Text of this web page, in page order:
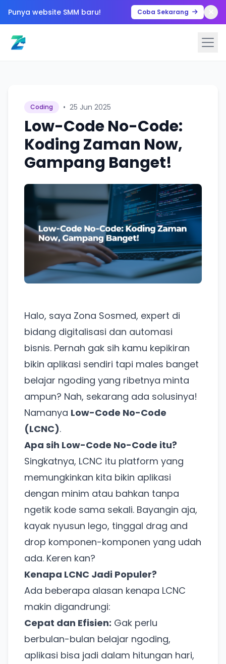
Punya website SMM baru! Coba Sekarang
Coding • 25 Jun 2025
Low-Code No-Code:
Koding Zaman Now,
Gampang Banget!
Halo, saya Zona Sosmed, expert di
bidang digitalisasi dan automasi
bisnis. Pernah gak sih kamu kepikiran
bikin aplikasi sendiri tapi males banget
belajar ngoding yang ribetnya minta
ampun? Nah, sekarang ada solusinya!
Namanya Low-Code No-Code
(LCNC).
Apa sih Low-Code No-Code itu?
Singkatnya, LCNC itu platform yang
memungkinkan kita bikin aplikasi
dengan minim atau bahkan tanpa
ngetik kode sama sekali. Bayangin aja,
kayak nyusun lego, tinggal drag and
drop komponen-komponen yang udah
ada. Keren kan?
Kenapa LCNC Jadi Populer?
Ada beberapa alasan kenapa LCNC
makin digandrungi:
Cepat dan Efisien: Gak perlu
berbulan-bulan belajar ngoding,
aplikasi bisa jadi dalam hitungan hari,